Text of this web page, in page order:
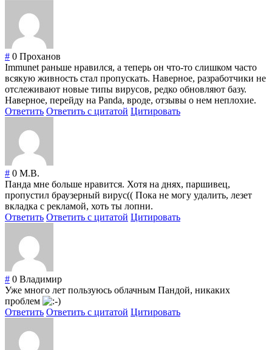
# 0 Проханов
Immunet раньше нравился, а теперь он что-то слишком часто
всякую живность стал пропускать. Наверное, разработчики не
отслеживают новые типы вирусов, редко обновляют базу.
Наверное, перейду на Panda, вроде, отзывы о нем неплохие.
Ответить Ответить с цитатой Цитировать
# 0 М.В.
Панда мне больше нравится. Хотя на днях, паршивец,
пропустил браузерный вирус(( Пока не могу удалить, лезет
вкладка с рекламой, хоть ты лопни.
Ответить Ответить с цитатой Цитировать
# 0 Владимир
Уже много лет пользуюсь облачным Пандой, никаких
проблем
Ответить Ответить с цитатой Цитировать